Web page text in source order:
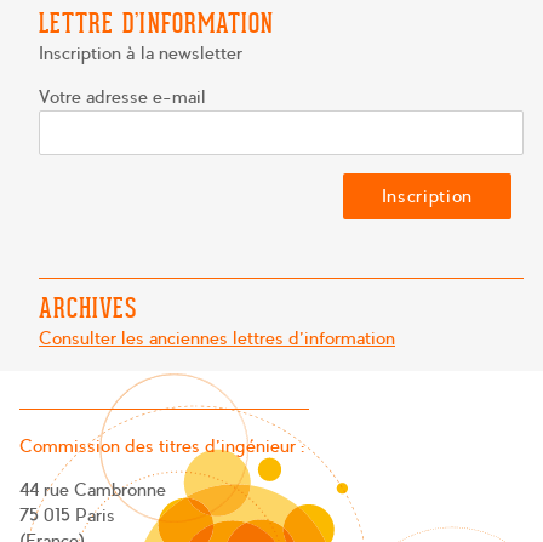
LETTRE D’INFORMATION
Inscription à la newsletter
Votre adresse e-mail
ARCHIVES
Consulter les anciennes lettres d'information
Commission des titres d’ingénieur :
44 rue Cambronne
75 015 Paris